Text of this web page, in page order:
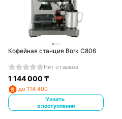
Кофейная станция Bork C806
Нет отзывов
1 144 000 ₸
до 114 400
Узнать
о поступлении